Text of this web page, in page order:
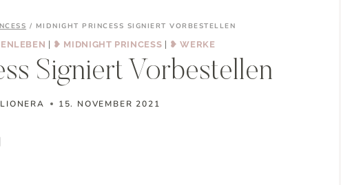
/ MIDNIGHT PRINCESS SIGNIERT VORBESTELLEN
❥ MIDNIGHT PRINCESS ❥ WERKE
Signiert Vorbestellen
15. NOVEMBER 2021